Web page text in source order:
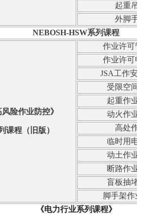
起重吊
外脚手
NEBOSH-HSW系列课程
风险作业防控》
课程（旧版）
作业许可
作业许可
JSA工作安
受限空间
起重作业
动火作业
高处作
临时用电
动土作业
断路作业
盲板抽堵
脚手架作
《电力行业系列课程》